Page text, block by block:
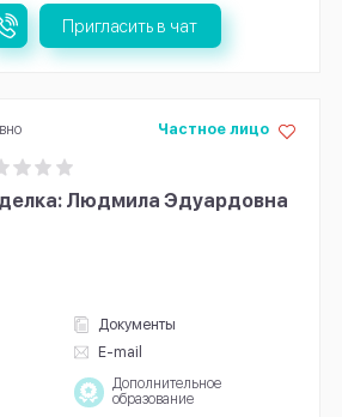
Пригласить в чат
Людмила Эдуардовна
Документы
E-mail
Частное лицо
Дополнительное
образование